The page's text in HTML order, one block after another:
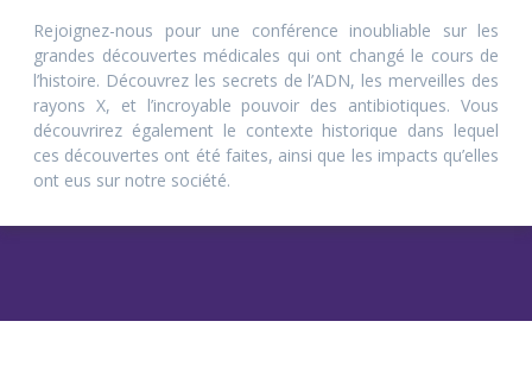
Rejoignez-nous pour une conférence inoubliable sur les
grandes découvertes médicales qui ont changé le cours de
l’histoire. Découvrez les secrets de l’ADN, les merveilles des
rayons X, et l’incroyable pouvoir des antibiotiques. Vous
découvrirez également le contexte historique dans lequel
ces découvertes ont été faites, ainsi que les impacts qu’elles
ont eus sur notre société.